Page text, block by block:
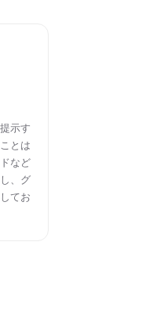
示す
とは
など
、グ
てお